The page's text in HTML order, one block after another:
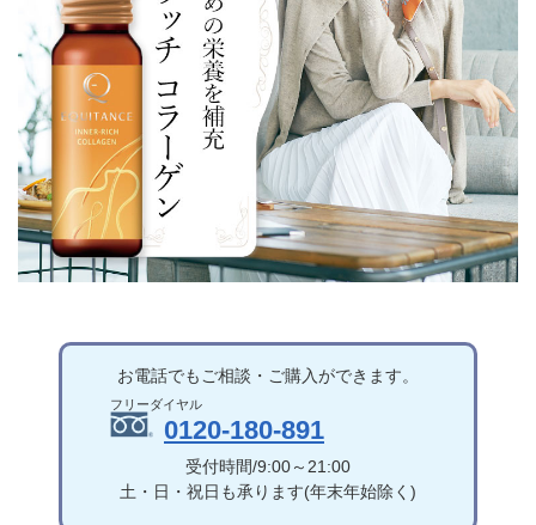
お電話でもご相談・ご購入ができます。
0120-180-891
受付時間/9:00～21:00
土・日・祝日も承ります(年末年始除く)